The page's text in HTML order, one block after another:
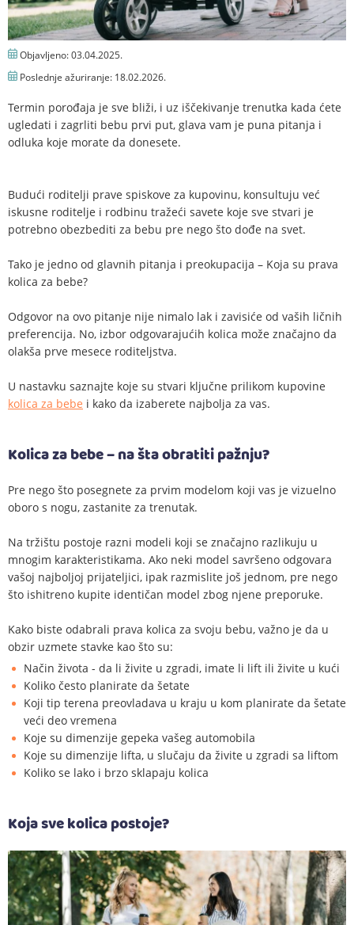
Objavljeno:03.04.2025.
Poslednje ažuriranje: 18.02.2026.
Termin porođaja je sve bliži, i uz iščekivanje trenutka kada ćete
ugledati i zagrliti bebu prvi put, glava vam je puna pitanja i
odluka koje morate da donesete.
Budući roditelji prave spiskove za kupovinu, konsultuju već
iskusne roditelje i rodbinu tražeći savete koje sve stvari je
potrebno obezbediti za bebu pre nego što dođe na svet.
Tako je jedno od glavnih pitanja i preokupacija – Koja su prava
kolica za bebe?
Odgovor na ovo pitanje nije nimalo lak i zavisiće od vaših ličnih
preferencija. No, izbor odgovarajućih kolica može značajno da
olakša prve mesece roditeljstva.
U nastavku saznajte koje su stvari ključne prilikom kupovine
kolica za bebe i kako da izaberete najbolja za vas.
Kolica za bebe – na šta obratiti pažnju?
Pre nego što posegnete za prvim modelom koji vas je vizuelno
oboro s nogu, zastanite za trenutak.
Na tržištu postoje razni modeli koji se značajno razlikuju u
mnogim karakteristikama. Ako neki model savršeno odgovara
vašoj najboljoj prijateljici, ipak razmislite još jednom, pre nego
što ishitreno kupite identičan model zbog njene preporuke.
Kako biste odabrali prava kolica za svoju bebu, važno je da u
obzir uzmete stavke kao što su:
Način života - da li živite u zgradi, imate li lift ili živite u kući
Koliko često planirate da šetate
Koji tip terena preovladava u kraju u kom planirate da šetate
veći deo vremena
Koje su dimenzije gepeka vašeg automobila
Koje su dimenzije lifta, u slučaju da živite u zgradi sa liftom
Koliko se lako i brzo sklapaju kolica
Koja sve kolica postoje?